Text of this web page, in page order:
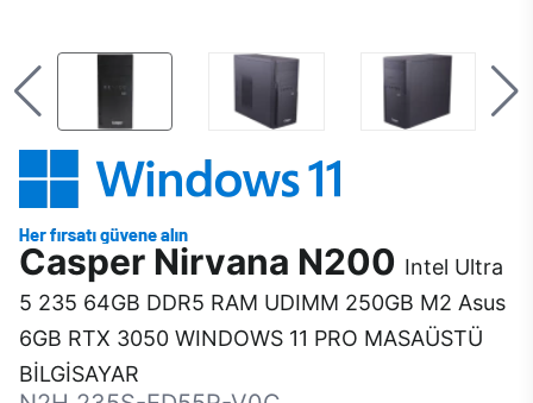
Casper Nirvana N200 Intel Ultra
5 235 64GB DDR5 RAM UDIMM 250GB M2 Asus
6GB RTX 3050 WINDOWS 11 PRO MASAÜSTÜ
BİLGİSAYAR